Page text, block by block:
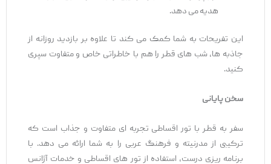
هدیه می‌ دهد.
این تفریحات به شما کمک می ‌کند تا علاوه بر بازدید روزانه از
جاذبه ‌ها، شب ‌های قطر را هم با خاطراتی خاص و متفاوت سپری
کنید.
سخن پایانی
سفر به قطر با تور اقساطی تجربه ‌ای متفاوت و جذاب است که
ترکیبی از مدرنیته و فرهنگ عربی را به شما ارائه می ‌دهد. با
برنامه ‌ریزی درست، استفاده از تور های اقساطی و خدمات آژانس